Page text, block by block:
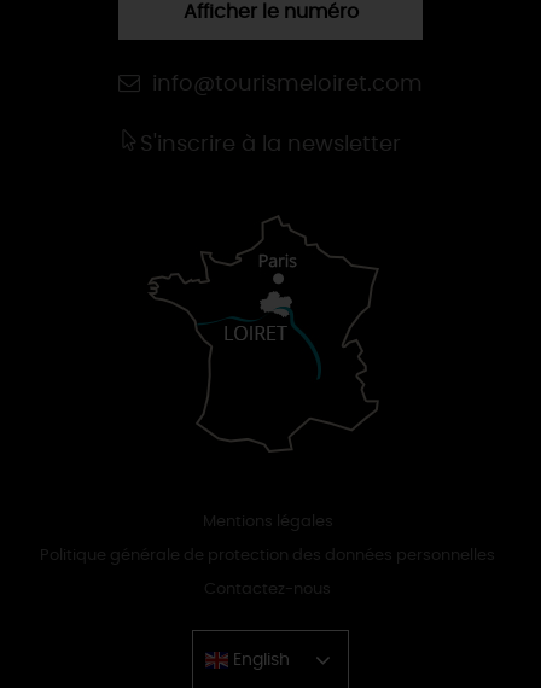
Afficher le numéro
info@tourismeloiret.com
S'inscrire à la newsletter
Mentions légales
Politique générale de protection des données personnelles
Contactez-nous
English